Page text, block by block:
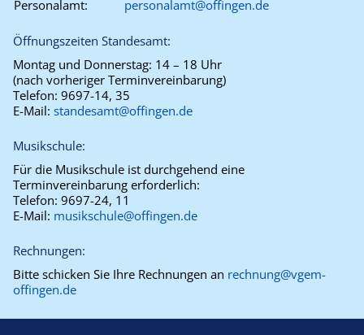
Personalamt:
personalamt@offingen.de
Öffnungszeiten Standesamt:
Montag und Donnerstag: 14 – 18 Uhr
(nach vorheriger Terminvereinbarung)
Telefon: 9697-14, 35
E-Mail: standesamt@offingen.de
Musikschule:
Für die Musikschule ist durchgehend eine
Terminvereinbarung erforderlich:
Telefon: 9697-24, 11
E-Mail: musikschule@offingen.de
Rechnungen:
Bitte schicken Sie Ihre Rechnungen an rechnung@vgem-
offingen.de